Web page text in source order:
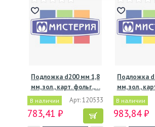
Подложка d200 мм 1,8
мм, зол., карт. фольг.,…
В наличии Арт: 120533
783,41 ₽
Подложка
мм, зол.,
В наличии
983,84 ₽